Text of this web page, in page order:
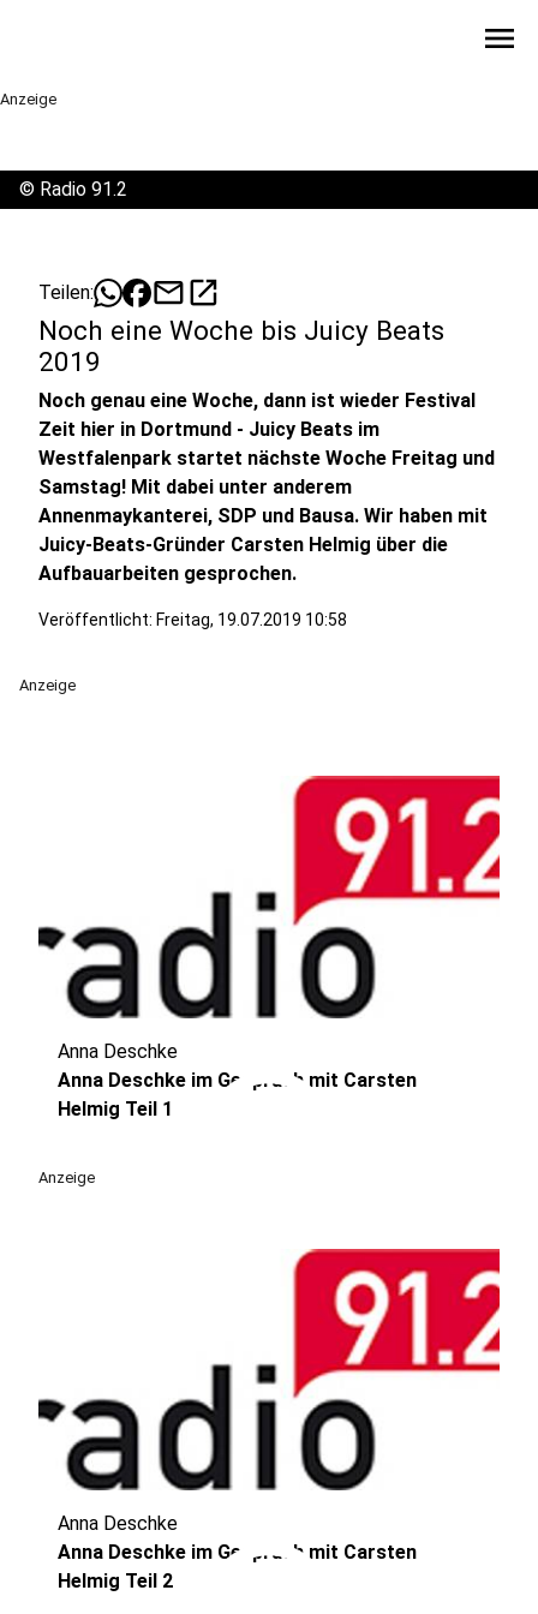
menu
Anzeige
© Radio 91.2
Teilen: mailopen_in_new
Noch eine Woche bis Juicy Beats
2019
Noch genau eine Woche, dann ist wieder Festival
Zeit hier in Dortmund - Juicy Beats im
Westfalenpark startet nächste Woche Freitag und
Samstag! Mit dabei unter anderem
Annenmaykanterei, SDP und Bausa. Wir haben mit
Juicy-Beats-Gründer Carsten Helmig über die
Aufbauarbeiten gesprochen.
Veröffentlicht: Freitag, 19.07.2019 10:58
Anzeige
play_circle
Anna Deschke
Anna Deschke im Gespräch mit Carsten
Helmig Teil 1
Anzeige
Anna Deschke
Anna Deschke im Gespräch mit Carsten
Helmig Teil 2